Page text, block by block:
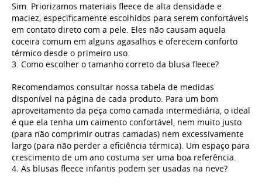
Sim. Priorizamos materiais fleece de alta densidade e
maciez, especificamente escolhidos para serem confortáveis
em contato direto com a pele. Eles não causam aquela
coceira comum em alguns agasalhos e oferecem conforto
térmico desde o primeiro uso.
3. Como escolher o tamanho correto da blusa fleece?
Recomendamos consultar nossa tabela de medidas
disponível na página de cada produto. Para um bom
aproveitamento da peça como camada intermediária, o ideal
é que ela tenha um caimento confortável, nem muito justo
(para não comprimir outras camadas) nem excessivamente
largo (para não perder a eficiência térmica). Um espaço para
crescimento de um ano costuma ser uma boa referência.
4. As blusas fleece infantis podem ser usadas na neve?